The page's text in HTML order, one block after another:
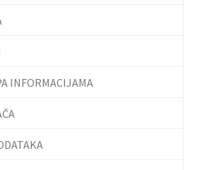
INFORMACIJAMA